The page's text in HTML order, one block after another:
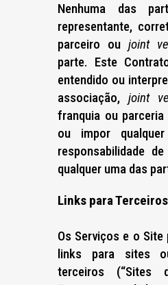
Nenhuma das
representante,
parceiro ou joint
parte. Este
entendido ou
associação, joint
franquia ou
ou impor
responsabilidade
qualquer uma das
Links para
Os Serviços e o
links para sites
terceiros (“Sites